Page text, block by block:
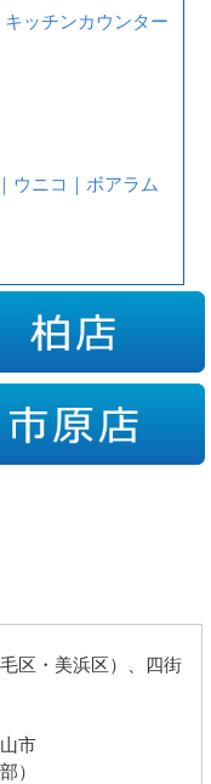
ッチンカウンター
ウニコ｜ボアラム
区・美浜区）、四街
市
）